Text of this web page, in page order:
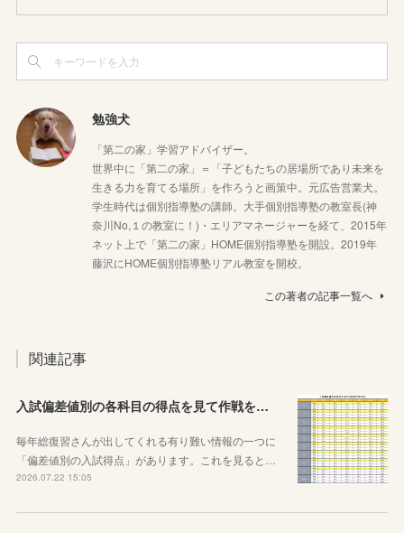
勉強犬
「第二の家」学習アドバイザー。
世界中に「第二の家」＝「子どもたちの居場所であり未来を
生きる力を育てる場所」を作ろうと画策中。元広告営業犬。
学生時代は個別指導塾の講師。大手個別指導塾の教室長(神
奈川No,１の教室に！)・エリアマネージャーを経て、2015年
ネット上で「第二の家」HOME個別指導塾を開設。2019年
藤沢にHOME個別指導塾リアル教室を開校。
この著者の記事一覧へ
関連記事
入試偏差値別の各科目の得点を見て作戦を練ろう！
毎年総復習さんが出してくれる有り難い情報の一つに
「偏差値別の入試得点」があります。これを見ると…
2026.07.22 15:05